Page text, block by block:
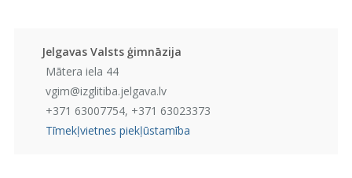
Jelgavas Valsts ģimnāzija
Mātera iela 44
vgim@izglitiba.jelgava.lv
+371 63007754, +371 63023373
Tīmekļvietnes piekļūstamība